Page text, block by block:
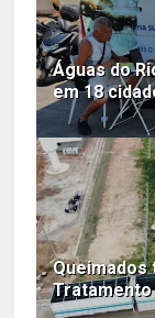
Águas do
em 18
Queimados
Tratamento